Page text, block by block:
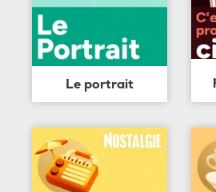
Le portrait